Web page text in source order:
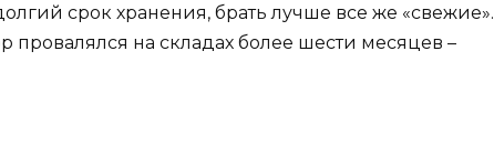
срок хранения, брать лучше все же «свежие».
провалялся на складах более шести месяцев –